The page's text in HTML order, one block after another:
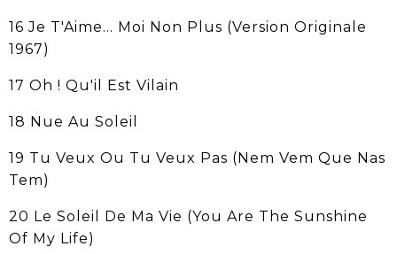
16 Je T'Aime... Moi Non Plus (Version Originale
1967)
17 Oh ! Qu'il Est Vilain
18 Nue Au Soleil
19 Tu Veux Ou Tu Veux Pas (Nem Vem Que Nas
Tem)
20 Le Soleil De Ma Vie (You Are The Sunshine
Of My Life)